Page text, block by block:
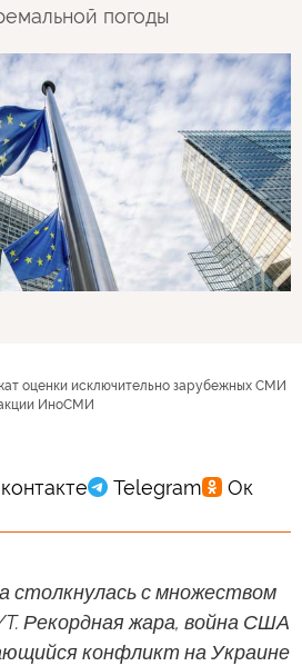
погоды
оценки исключительно зарубежных СМИ
ИноСМИ
с множеством
Рекордная жара, война США
конфликт на Украине